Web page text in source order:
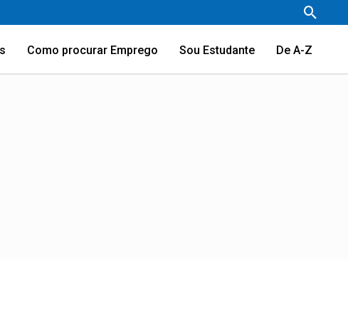
Como procurar Emprego Sou Estudante De A-Z